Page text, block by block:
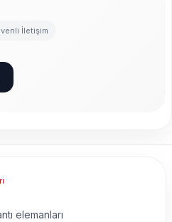
İletişim
elemanları